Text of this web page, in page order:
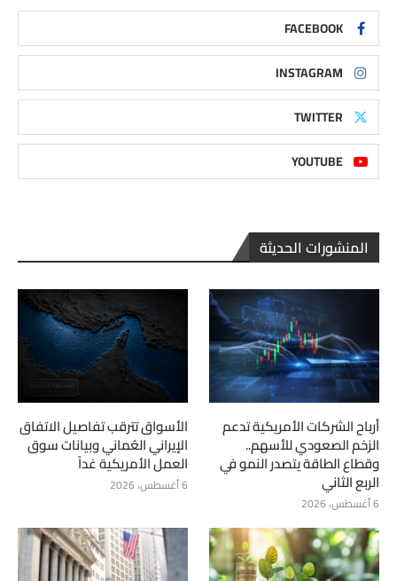
FACEBOOK
INSTAGRAM
TWITTER
YOUTUBE
المنشورات الحديثة
أرباح الشركات الأمريكية تدعم
الزخم الصعودي للأسهم..
وقطاع الطاقة يتصدر النمو في
الربع الثاني
6 أغسطس، 2026
الأسواق تترقب تفاصيل الاتفاق
الإيراني العُماني وبيانات سوق
العمل الأمريكية غداً
6 أغسطس، 2026